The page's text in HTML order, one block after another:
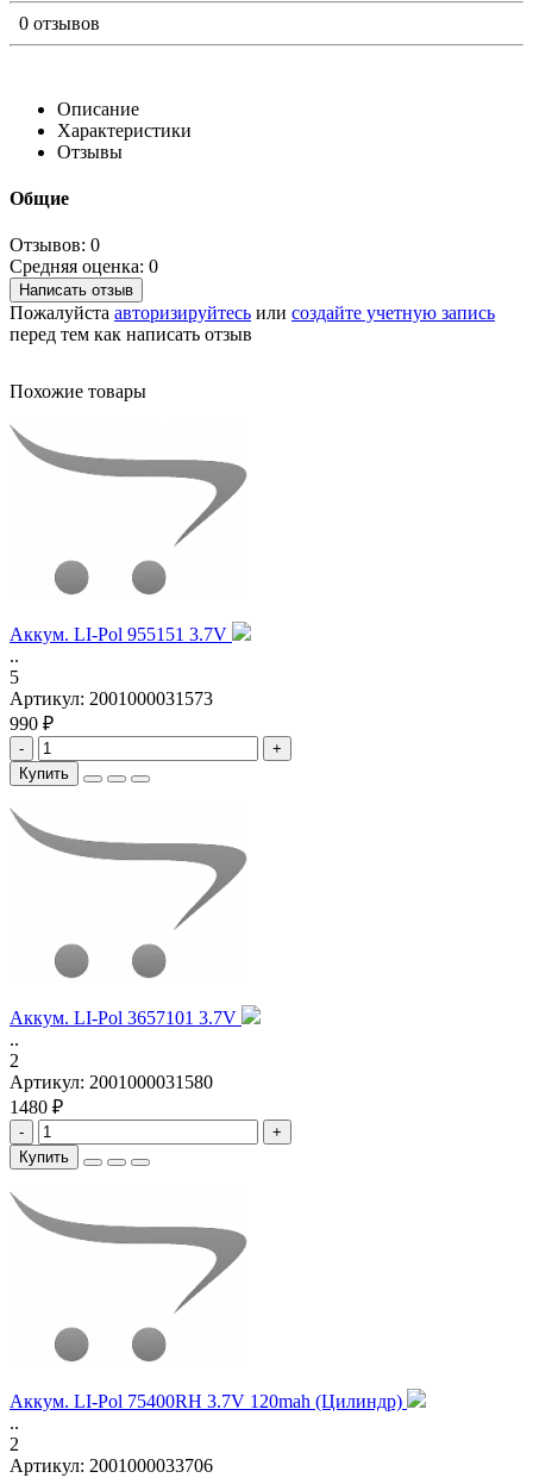
0 отзывов
Описание
Характеристики
Отзывы
Общие
Отзывов: 0
Средняя оценка: 0
Написать отзыв
Пожалуйста авторизируйтесь или создайте учетную запись
перед тем как написать отзыв
Похожие товары
Аккум. LI-Pol 955151 3.7V
..
5
Артикул: 2001000031573
990 ₽
-
+
Купить
Аккум. LI-Pol 3657101 3.7V
..
2
Артикул: 2001000031580
1480 ₽
-
+
Купить
Аккум. LI-Pol 75400RH 3.7V 120mah (Цилиндр)
..
2
Артикул: 2001000033706